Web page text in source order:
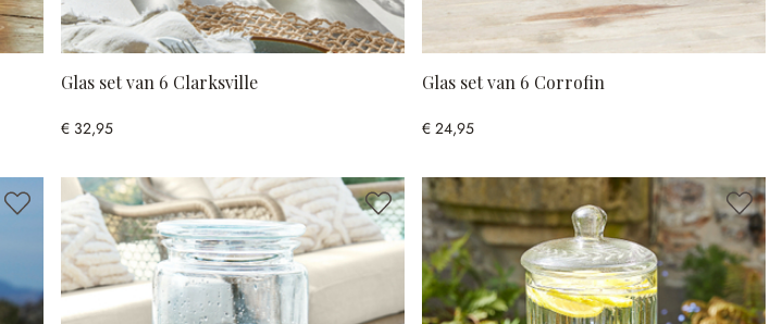
Glas set van 6 Clarksville
€ 32,95
Glas set van 6 Corrofin
€ 24,95